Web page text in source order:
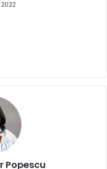
2022
Popescu